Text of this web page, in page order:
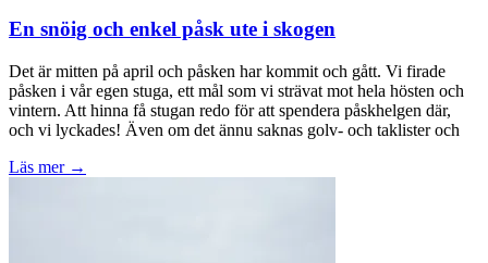
En snöig och enkel påsk ute i skogen
Det är mitten på april och påsken har kommit och gått. Vi firade
påsken i vår egen stuga, ett mål som vi strävat mot hela hösten och
vintern. Att hinna få stugan redo för att spendera påskhelgen där,
och vi lyckades! Även om det ännu saknas golv- och taklister och
Läs mer →